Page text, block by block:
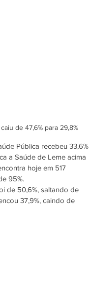
de 47,6% para 29,8%
Pública recebeu 33,6%
a Saúde de Leme acima
hoje em 517
95%.
de 50,6%, saltando de
37,9%, caindo de